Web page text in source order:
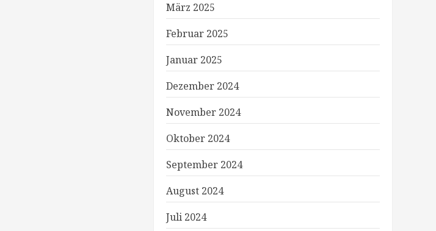
März 2025
Februar 2025
Januar 2025
Dezember 2024
November 2024
Oktober 2024
September 2024
August 2024
Juli 2024